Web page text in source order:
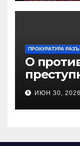
ПРОКУРАТУРА
О
ИЮН 30, 2026